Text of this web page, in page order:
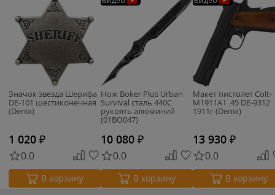
Значок звезда Шерифа
DE-101 шестиконечная
(Denix)
1 020 ₽
0.0
В корзину
Нож Boker Plus Urban
Survival сталь 440C
рукоять алюминий
(01BO047)
10 080 ₽
0.0
В корзину
Макет пистолет Colt-
M1911A1 .45 DE-9312
1911г (Denix)
13 930 ₽
0.0
В корзину